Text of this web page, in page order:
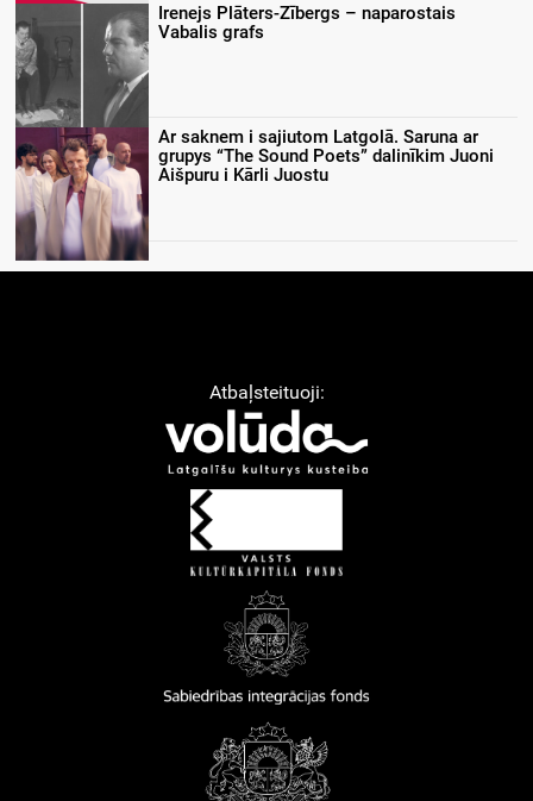
Irenejs Plāters-Zībergs – naparostais
Vabalis grafs
Ar saknem i sajiutom Latgolā. Saruna ar
grupys “The Sound Poets” dalinīkim Juoni
Aišpuru i Kārli Juostu
Atbaļsteituoji: